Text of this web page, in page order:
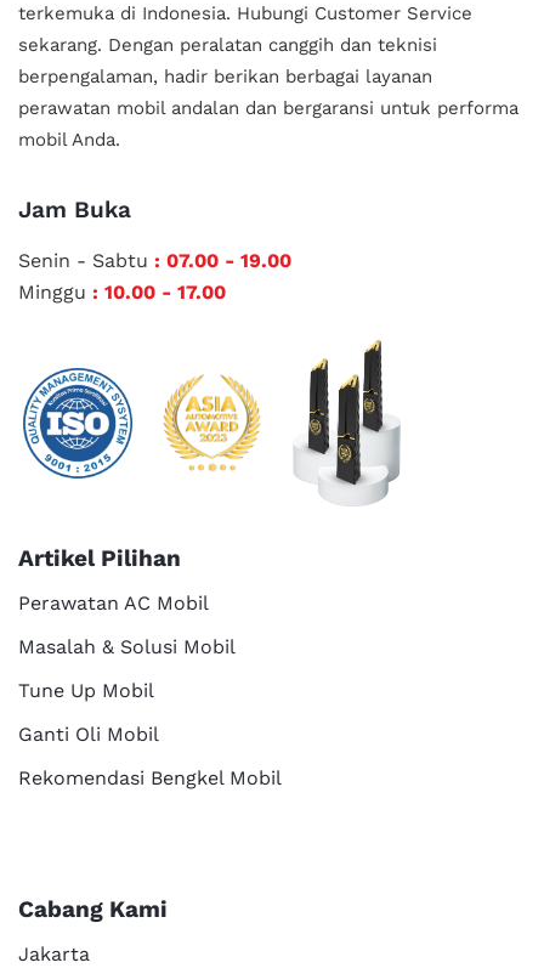
terkemuka di Indonesia. Hubungi Customer Service
sekarang. Dengan peralatan canggih dan teknisi
berpengalaman, hadir berikan berbagai layanan
perawatan mobil andalan dan bergaransi untuk performa
mobil Anda.
Jam Buka
Senin - Sabtu : 07.00 - 19.00
Minggu : 10.00 - 17.00
Artikel Pilihan
Perawatan AC Mobil
Masalah & Solusi Mobil
Tune Up Mobil
Ganti Oli Mobil
Rekomendasi Bengkel Mobil
Cabang Kami
Jakarta